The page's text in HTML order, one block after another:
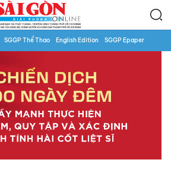
SGGP Thể Thao English Edition SGGP Epaper